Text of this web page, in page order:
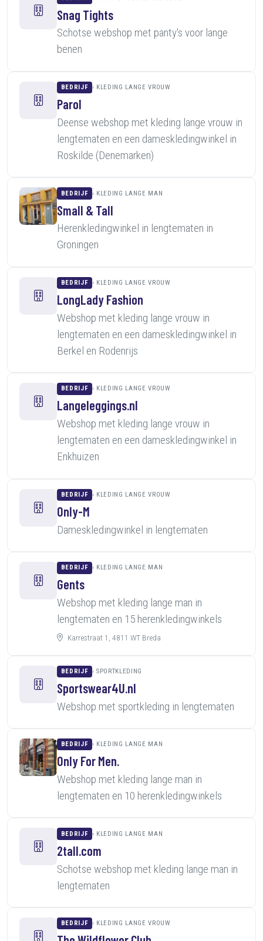
Snag Tights
Schotse webshop met panty's voor lange
benen
BEDRIJF KLEDING LANGE VROUW
Parol
Deense webshop met kleding lange vrouw in
lengtematen en een dameskledingwinkel in
Roskilde (Denemarken)
BEDRIJF KLEDING LANGE MAN
Small & Tall
Herenkledingwinkel in lengtematen in
Groningen
BEDRIJF KLEDING LANGE VROUW
LongLady Fashion
Webshop met kleding lange vrouw in
lengtematen en een dameskledingwinkel in
Berkel en Rodenrijs
BEDRIJF KLEDING LANGE VROUW
Langeleggings.nl
Webshop met kleding lange vrouw in
lengtematen en een dameskledingwinkel in
Enkhuizen
BEDRIJF KLEDING LANGE VROUW
Only-M
Dameskledingwinkel in lengtematen
BEDRIJF KLEDING LANGE MAN
Gents
Webshop met kleding lange man in
lengtematen en 15 herenkledingwinkels
Karrestraat 1, 4811 WT Breda
BEDRIJF SPORTKLEDING
Sportswear4U.nl
Webshop met sportkleding in lengtematen
BEDRIJF KLEDING LANGE MAN
Only For Men.
Webshop met kleding lange man in
lengtematen en 10 herenkledingwinkels
BEDRIJF KLEDING LANGE MAN
2tall.com
Schotse webshop met kleding lange man in
lengtematen
BEDRIJF KLEDING LANGE VROUW